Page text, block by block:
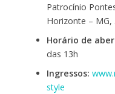
Patrocínio
Horizonte – MG,
Horário de
das 13h
Ingressos:
style